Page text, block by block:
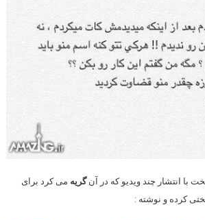
با انتشار چند ویدیو که در آنگریه می کرد برای
کرده و نوشته :